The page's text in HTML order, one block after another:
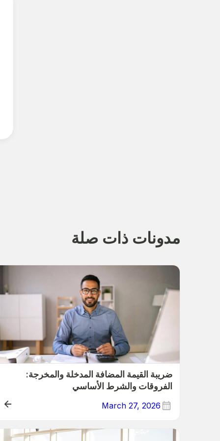
مدونات ذات صلة
ضريبة القيمة المضافة المدخلة والمخرجة:
الفروقات والشرط الأساسي
March 27, 2026
مدخلات ومخرجات